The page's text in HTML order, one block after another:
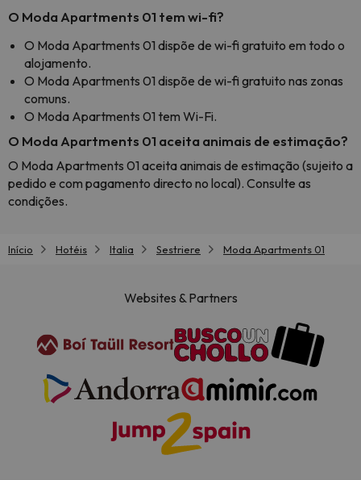
O Moda Apartments 01 tem wi-fi?
O Moda Apartments 01 dispõe de wi-fi gratuito em todo o
alojamento.
O Moda Apartments 01 dispõe de wi-fi gratuito nas zonas
comuns.
O Moda Apartments 01 tem Wi-Fi.
O Moda Apartments 01 aceita animais de estimação?
O Moda Apartments 01 aceita animais de estimação (sujeito a
pedido e com pagamento directo no local). Consulte as
condições.
Início Hotéis Italia Sestriere Moda Apartments 01
Websites & Partners